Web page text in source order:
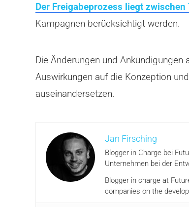
Der Freigabeprozess liegt zwischen
Kampagnen berücksichtigt werden.
Die Änderungen und
Auswirkungen auf die Konzeption
auseinandersetzen.
Jan Firsching
Blogger in Charge bei
Unternehmen bei der
Blogger in charge at
companies on the